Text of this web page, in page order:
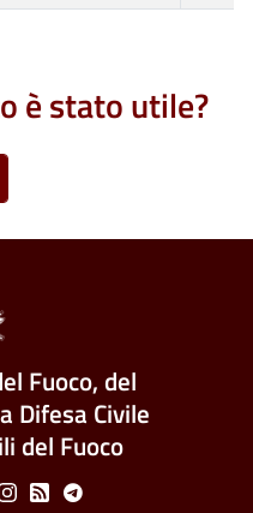
è stato utile?
Fuoco, del
Difesa Civile
del Fuoco
Feed Telegram